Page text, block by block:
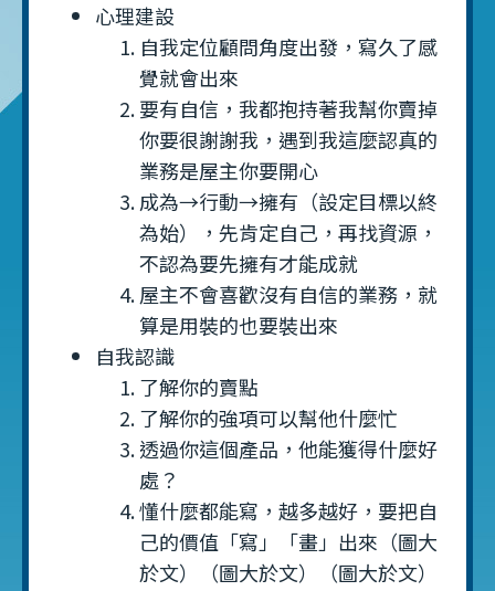
心理建設
自我定位顧問角度出發，寫久了感
覺就會出來
要有自信，我都抱持著我幫你賣掉
你要很謝謝我，遇到我這麼認真的
業務是屋主你要開心
成為→行動→擁有（設定目標以終
為始），先肯定自己，再找資源，
不認為要先擁有才能成就
屋主不會喜歡沒有自信的業務，就
算是用裝的也要裝出來
自我認識
了解你的賣點
了解你的強項可以幫他什麼忙
透過你這個產品，他能獲得什麼好
處？
懂什麼都能寫，越多越好，要把自
己的價值「寫」「畫」出來（圖大
於文）（圖大於文）（圖大於文）